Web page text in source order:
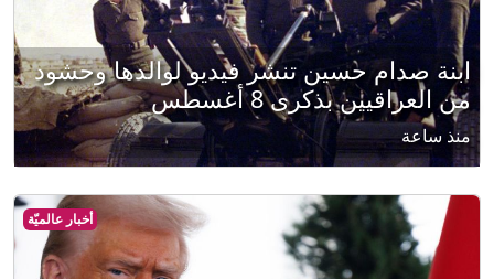
ابنة صدام حسين تنشر فيديو لوالدها وحشود
من العراقيين بذكرى 8 أغسطس
منذ ساعة
أخبار عالميّة